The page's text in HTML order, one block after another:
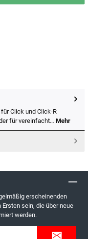
Click und Click-R
für vereinfacht… Mehr
erscheinenden
sein, die über neue
werden.